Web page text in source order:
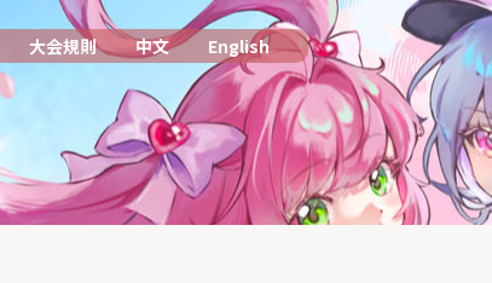
大会規則 中文 English